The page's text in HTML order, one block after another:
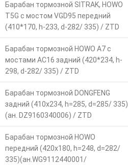
Барабан тормозной SITRAK, HOWO
T5G с мостом VGD95 передний
(410*170, h-233, d-282/ 335) / ZTD
Барабан тормозной HOWO A7 с
мостами AC16 задний (420*234, h-
298, d-282/ 335) / ZTD
Барабан тормозной DONGFENG
задний (410x234, h=285, d=285/ 335)
(ан. DZ9160340006) / ZTD
Барабан тормозной HOWO
передний (420x180, h=248, d=282/
335)(ан.WG9112440001/